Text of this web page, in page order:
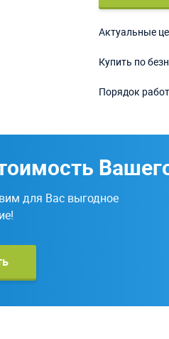
Актуальные
Купить по
Порядок
для Вас выгодное